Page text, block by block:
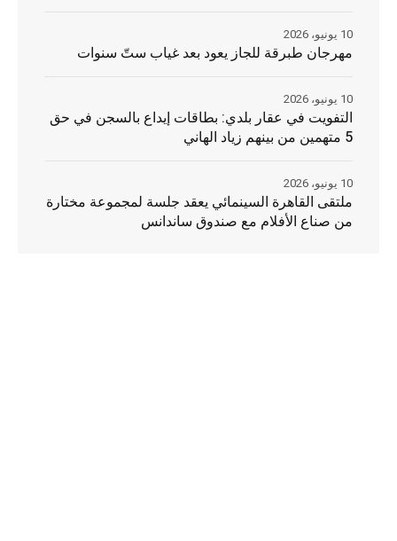
مهرجان طبرقة للجاز يعود بعد غياب ستّ سنوات
10 يونيو، 2026
التفويت في عقار بلدي: بطاقات إيداع بالسجن في حق
5 متهمين من بينهم زياد الهاني
10 يونيو، 2026
ملتقى القاهرة السينمائي يعقد جلسة لمجموعة مختارة
من صناع الأفلام مع صندوق ساندانس
10 يونيو، 2026